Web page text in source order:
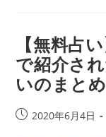
ル
メ
イ
ト
特
い
２
人
の
相
性
【無料占
で紹介さ
いのまと
投 2020年6月4日